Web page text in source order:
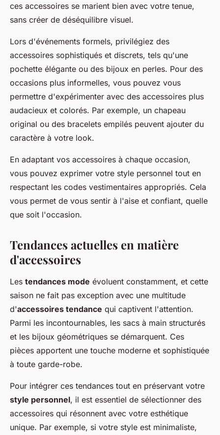
ces accessoires se marient bien avec votre tenue,
sans créer de déséquilibre visuel.
Lors d'événements formels, privilégiez des
accessoires sophistiqués et discrets, tels qu'une
pochette élégante ou des bijoux en perles. Pour des
occasions plus informelles, vous pouvez vous
permettre d'expérimenter avec des accessoires plus
audacieux et colorés. Par exemple, un chapeau
original ou des bracelets empilés peuvent ajouter du
caractère à votre look.
En adaptant vos accessoires à chaque occasion,
vous pouvez exprimer votre style personnel tout en
respectant les codes vestimentaires appropriés. Cela
vous permet de vous sentir à l'aise et confiant, quelle
que soit l'occasion.
Tendances actuelles en matière
d'accessoires
Les tendances mode évoluent constamment, et cette
saison ne fait pas exception avec une multitude
d'accessoires tendance qui captivent l'attention.
Parmi les incontournables, les sacs à main structurés
et les bijoux géométriques se démarquent. Ces
pièces apportent une touche moderne et sophistiquée
à toute garde-robe.
Pour intégrer ces tendances tout en préservant votre
style personnel, il est essentiel de sélectionner des
accessoires qui résonnent avec votre esthétique
unique. Par exemple, si votre style est minimaliste,